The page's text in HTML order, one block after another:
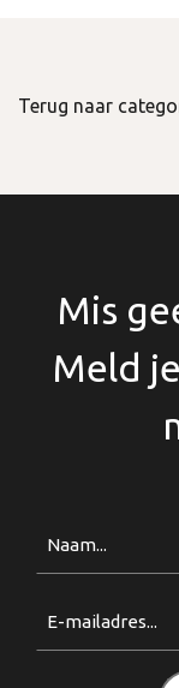
Terug naar
Mis
Meld